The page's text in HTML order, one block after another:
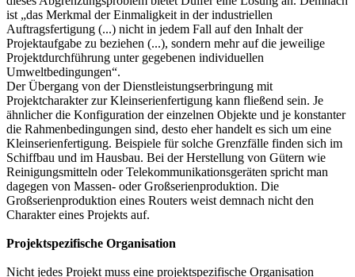
ist „das Merkmal der Einmaligkeit in der industriellen
Auftragsfertigung (...) nicht in jedem Fall auf den Inhalt der
Projektaufgabe zu beziehen (...), sondern mehr auf die jeweilige
Projektdurchführung unter gegebenen individuellen
Umweltbedingungen“.
Der Übergang von der Dienstleistungserbringung mit
Projektcharakter zur Kleinserienfertigung kann fließend sein. Je
ähnlicher die Konfiguration der einzelnen Objekte und je konstanter
die Rahmenbedingungen sind, desto eher handelt es sich um eine
Kleinserienfertigung. Beispiele für solche Grenzfälle finden sich im
Schiffbau und im Hausbau. Bei der Herstellung von Gütern wie
Reinigungsmitteln oder Telekommunikationsgeräten spricht man
dagegen von Massen- oder Großserienproduktion. Die
Großserienproduktion eines Routers weist demnach nicht den
Charakter eines Projekts auf.
Projektspezifische Organisation
Nicht jedes Projekt muss eine projektspezifische Organisation